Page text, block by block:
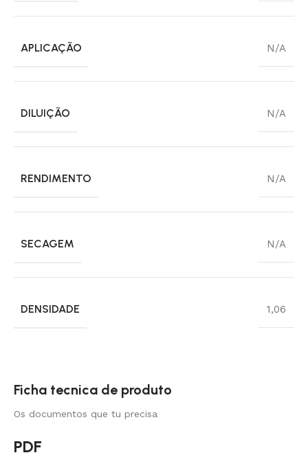
Ficha tecnica de produto
Os documentos que tu precisa
PDF
APLICAÇÃO N/A
DILUIÇÃO N/A
RENDIMENTO N/A
SECAGEM N/A
DENSIDADE 1,06